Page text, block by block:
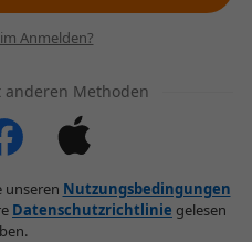
Anmelden?
Methoden
unseren Nutzungsbedingungen
Datenschutzrichtlinie gelesen